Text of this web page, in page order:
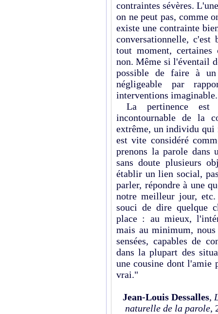
contraintes sévères.
on ne peut pas, comme
existe une contrainte
conversationnelle,
tout moment, certaines
non. Même si l'éventail
possible de faire à
négligeable par
interventions
La pertinence est
incontournable de la
extrême, un individu qui
est vite considéré
prenons la parole dans
sans doute plusieurs
établir un lien social,
parler, répondre à une
notre meilleur jour,
souci de dire quelque
place : au mieux,
mais au minimum, nous
sensées, capables de
dans la plupart des
une cousine dont l'amie
vrai."
Jean-Louis Dessalles,
naturelle de la parole,